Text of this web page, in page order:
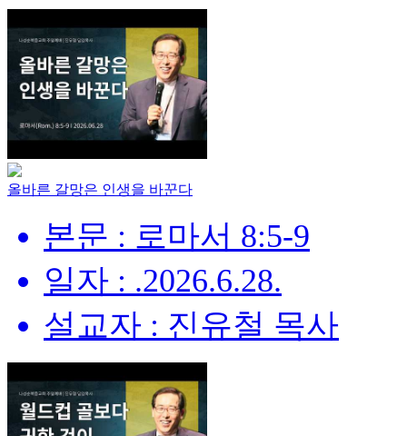
올바른 갈망은 인생을 바꾼다
본문 : 로마서 8:5-9
일자 : .2026.6.28.
설교자 : 진유철 목사